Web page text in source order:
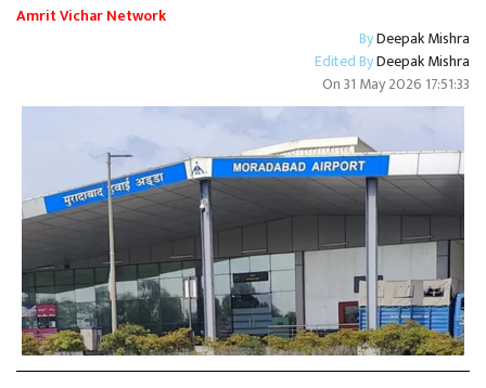
Amrit Vichar Network
ByDeepak Mishra
Edited ByDeepak Mishra
On31 May 2026 17:51:33